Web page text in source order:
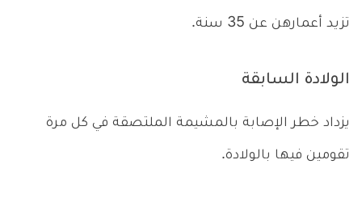
تزيد أعمارهن عن 35 سنة.
الولادة السابقة
يزداد خطر الإصابة بالمشيمة الملتصقة في كل مرة
تقومين فيها بالولادة.